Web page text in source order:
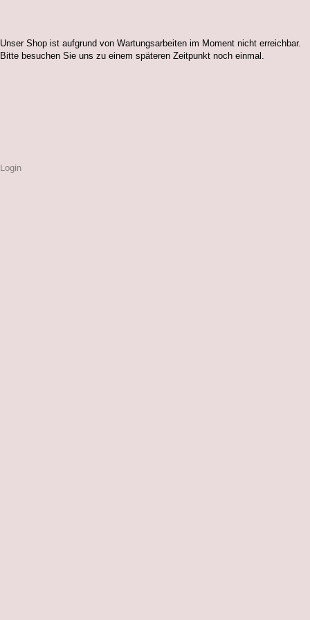
Unser Shop ist aufgrund von Wartungsarbeiten im Moment nicht erreichbar.
Bitte besuchen Sie uns zu einem späteren Zeitpunkt noch einmal.
Login